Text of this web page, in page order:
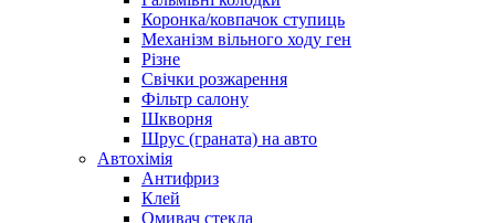
Коронка/ковпачок ступиць
Механізм вільного ходу ген
Різне
Свічки розжарення
Фільтр салону
Шкворня
Шрус (граната) на авто
Автохімія
Антифриз
Клей
Омивач стекла